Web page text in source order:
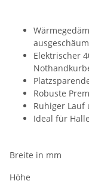
Elektrischer
Robuste
Ruhiger Lauf
Ideal für
Breite in mm
Höhe